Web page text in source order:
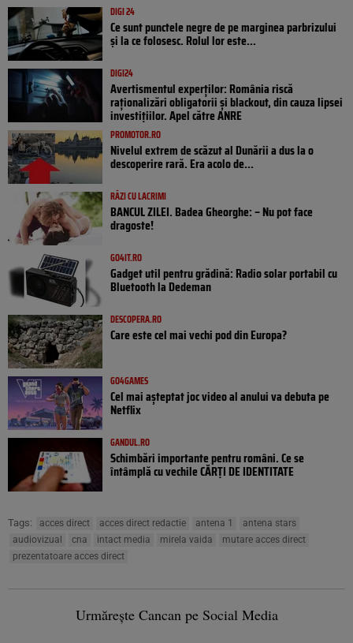
DIGI 24
Ce sunt punctele negre de pe marginea parbrizului
și la ce folosesc. Rolul lor este...
DIGI24
Avertismentul experților: România riscă
raționalizări obligatorii și blackout, din cauza lipsei
investițiilor. Apel către ANRE
PROMOTOR.RO
Nivelul extrem de scăzut al Dunării a dus la o
descoperire rară. Era acolo de...
RÂZI CU LACRIMI
BANCUL ZILEI. Badea Gheorghe: – Nu pot face
dragoste!
GO4IT.RO
Gadget util pentru grădină: Radio solar portabil cu
Bluetooth la Dedeman
DESCOPERA.RO
Care este cel mai vechi pod din Europa?
GO4GAMES
Cel mai așteptat joc video al anului va debuta pe
Netflix
GANDUL.RO
Schimbări importante pentru români. Ce se
întâmplă cu vechile CĂRȚI DE IDENTITATE
Tags: acces direct acces direct redactie antena 1
antena stars
audiovizual
cna intact media mirela vaida
mutare acces direct
prezentatoare acces direct
Urmărește Cancan pe Social Media